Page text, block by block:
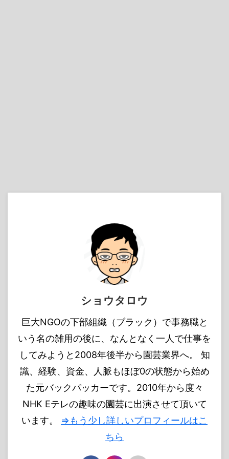
ショウタロウ
巨大NGOの下部組織（ブラック）で事務職と
いう名の雑用の後に、なんとなく一人で仕事を
してみようと2008年後半から園芸業界へ。 知
識、経験、資金、人脈もほぼ0の状態から始め
た元バックパッカーです。2010年から度々
NHK Eテレの趣味の園芸に出演させて頂いて
います。 ⇒もう少し詳しいプロフィールはこ
ちら